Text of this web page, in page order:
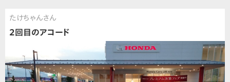
たけちゃんさん
2回目のアコード